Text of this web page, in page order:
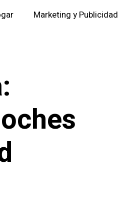
Marketing y Publicidad